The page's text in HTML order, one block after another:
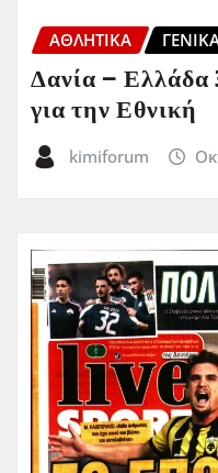
ΑΘΛΗΤΙΚΑ
Δανία – Ελλάδα
για την Εθνική
kimiforum